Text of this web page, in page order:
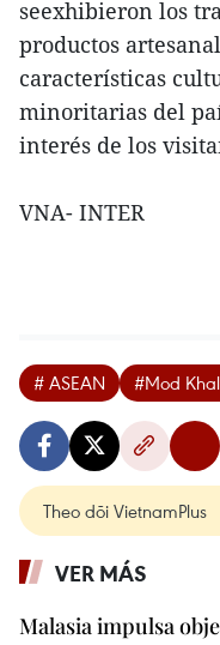
seexhibieron los
productos
características
minoritarias del
interés de los
VNA- INTER
# ASEAN #Mod
Theo dõi VietnamPlus
VER MÁS
Malasia impulsa